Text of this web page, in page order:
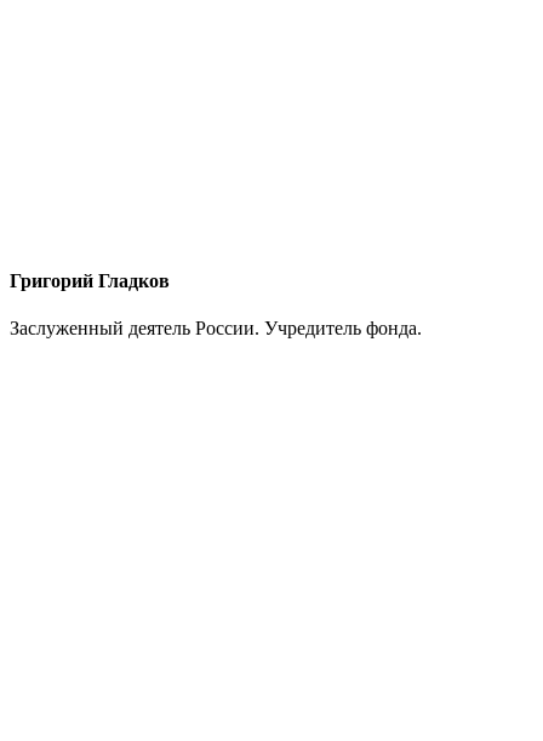
Григорий Гладков
Заслуженный деятель России. Учредитель фонда.